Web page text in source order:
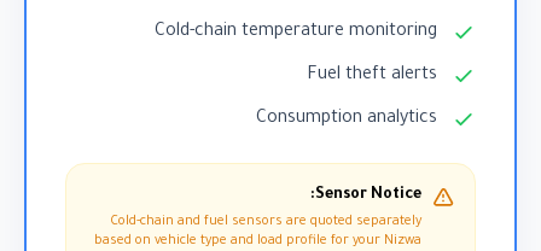
Cold-chain temperature monitoring
Fuel theft alerts
Consumption analytics
Sensor Notice:
Cold-chain and fuel sensors are quoted separately
based on vehicle type and load profile for your Nizwa